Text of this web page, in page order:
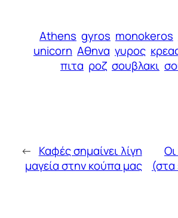
Athens gyros monokeros
unicorn Αθηνα γυρος
πιτα ροζ σουβλακι
← Καφές σημαίνει λίγη
μαγεία στην κούπα μας